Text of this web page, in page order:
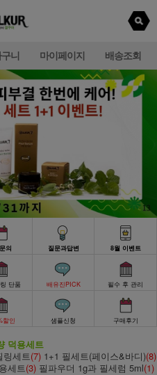
니 마이페이지 배송조회
의 질문과답변 8월 이벤트
단품 배유진PICK 필수 후 관리
할인 샘플신청 구매후기
덕용세트
링세트(7) 1+1 필세트(페이스&바디)(8)
세트(3) 필파우더 1g과 필세럼 5ml(1)